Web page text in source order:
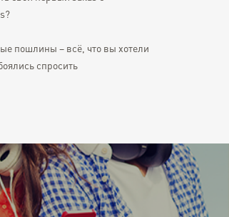
пошлины – всё, что вы хотели
спросить